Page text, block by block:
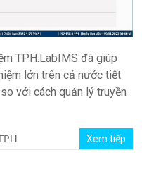
TPH.LabIMS đã giúp
lớn trên cả nước tiết
với cách quản lý truyền
Xem tiếp